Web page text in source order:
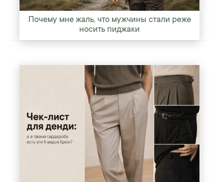
Почему мне жаль, что мужчины стали реже
носить пиджаки